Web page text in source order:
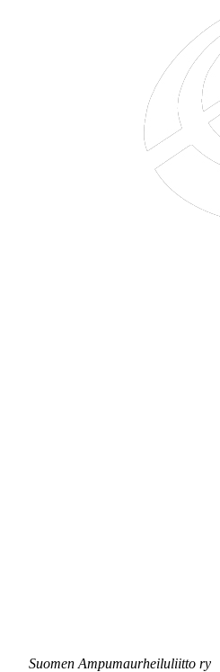
Suomen Ampumaurheiluliitto ry